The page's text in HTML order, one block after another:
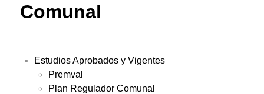
Comunal
Estudios Aprobados y Vigentes
Premval
Plan Regulador Comunal